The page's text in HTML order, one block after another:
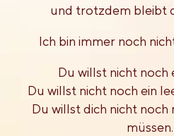
und trotzdem bleibt
Ich bin immer noch
Du willst nicht noch
Du willst nicht noch ein
Du willst dich nicht noch
müssen.